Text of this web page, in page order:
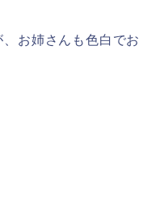
お姉さんも色白でお